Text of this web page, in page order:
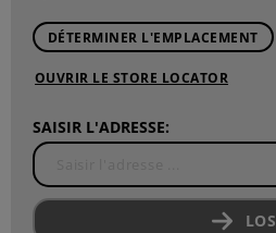
DÉTERMINER L'EMPLACEMENT
OUVRIR LE STORE LOCATOR
SAISIR L'ADRESSE:
LOS